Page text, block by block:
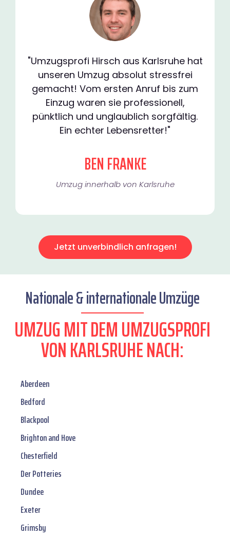
"Umzugsprofi Hirsch aus Karlsruhe hat
unseren Umzug absolut stressfrei
gemacht! Vom ersten Anruf bis zum
Einzug waren sie professionell,
pünktlich und unglaublich sorgfältig.
Ein echter Lebensretter!"
BEN FRANKE
Umzug innerhalb von Karlsruhe​
Jetzt unverbindlich anfragen!
Nationale & internationale Umzüge
UMZUG MIT DEM UMZUGSPROFI
VON KARLSRUHE NACH:
Aberdeen
Bedford
Blackpool
Brighton and Hove
Chesterfield
Der Potteries
Dundee
Exeter
Grimsby